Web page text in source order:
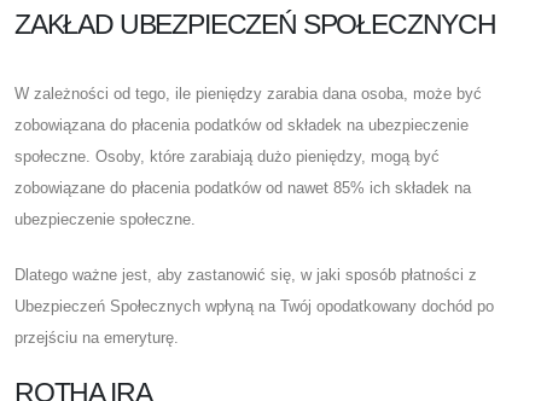
ZAKŁAD UBEZPIECZEŃ SPOŁECZNYCH
W zależności od tego, ile pieniędzy zarabia dana osoba, może być
zobowiązana do płacenia podatków od składek na ubezpieczenie
społeczne. Osoby, które zarabiają dużo pieniędzy, mogą być
zobowiązane do płacenia podatków od nawet 85% ich składek na
ubezpieczenie społeczne.
Dlatego ważne jest, aby zastanowić się, w jaki sposób płatności z
Ubezpieczeń Społecznych wpłyną na Twój opodatkowany dochód po
przejściu na emeryturę.
ROTHA IRA